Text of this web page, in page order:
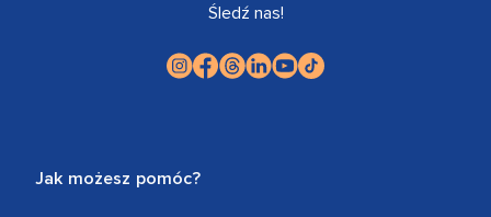
Śledź nas!
Jak możesz pomóc?